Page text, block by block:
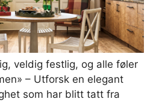
veldig festlig, og alle føler
– Utforsk en elegant
som har blitt tatt fra